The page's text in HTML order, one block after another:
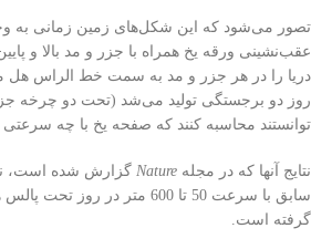
تصور می‌شود که این شکل‌های زمین زمانی به
عقب‌نشینی ورقه یخ همراه با جزر و مد بالا و
دریا را در هر جزر و مد به سمت خط الراس هل
روز دو برجستگی تولید می‌شد (تحت دو چرخه
توانستند محاسبه کنند که صفحه یخ با چه
نتایج آنها که در مجله Nature گزارش شده است،
سابق با سرعت 50 تا 600 متر در
گرفته است.